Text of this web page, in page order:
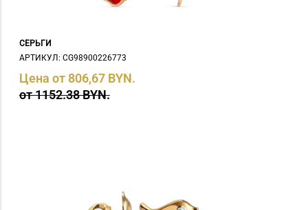
СЕРЬГИ
АРТИКУЛ: СG98900226773
Цена от 806,67 BYN.
от 1152.38 BYN.